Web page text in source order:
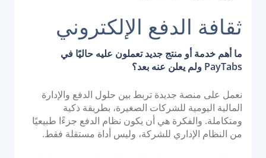
ثقافة الدفع الإلكتروني
ما أهم خدمة أو منتج جديد تعملون عليه حاليًا في
PayTabs ولم يعلن عنه بعد؟
نعمل على منصة جديدة تربط بين حلول الدفع والإدارة
المالية اليومية للشركات الصغيرة، بطريقة ذكية
ومتكاملة. والفكرة هي أن يكون نظام الدفع جزءًا طبيعيًا
من النظام الإداري للشركة، وليس أداة مستقلة فقط.